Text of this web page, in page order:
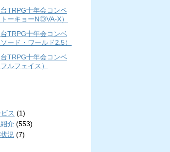
TRPG十年会コンベ
ーキョーN◎VA-X）
TRPG十年会コンベ
ード・ワールド2.5）
TRPG十年会コンベ
ルフェイス）
ス (1)
介 (553)
況 (7)